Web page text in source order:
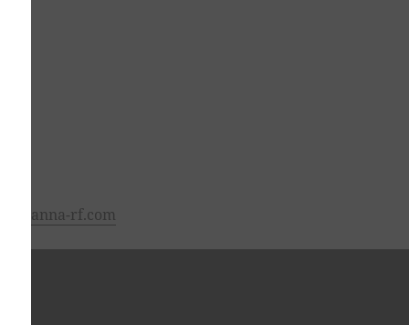
anna-rf.com